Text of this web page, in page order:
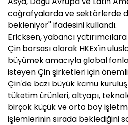
coğrafyalarda ve sektörlerde
bekleniyor'' ifadesini kullandı.
Ericksen, yabancı
Çin borsası olarak HKEx'in
büyümek amacıyla global
isteyen Çin şirketleri için önemli
Çin'de bazı büyük kamu
tüketim ürünleri, altyapı,
birçok küçük ve orta boy
işlemlerinin sırada beklediğini